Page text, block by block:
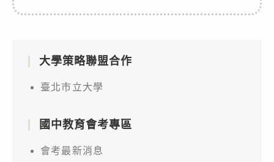
大學策略聯盟合作
臺北市立大學
國中教育會考專區
會考最新消息